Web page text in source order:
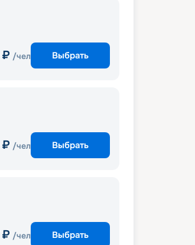
₽ /чел Выбрать
₽ /чел Выбрать
₽ /чел Выбрать